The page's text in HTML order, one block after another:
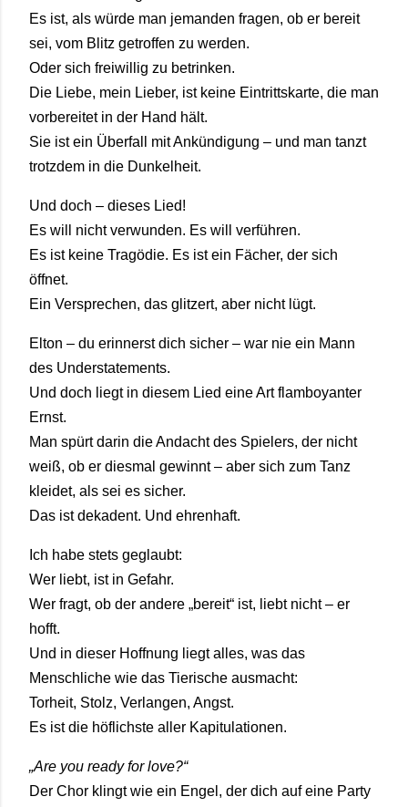
Es ist, als würde man jemanden fragen, ob er bereit
sei, vom Blitz getroffen zu werden.
Oder sich freiwillig zu betrinken.
Die Liebe, mein Lieber, ist keine Eintrittskarte, die man
vorbereitet in der Hand hält.
Sie ist ein Überfall mit Ankündigung – und man tanzt
trotzdem in die Dunkelheit.
Und doch – dieses Lied!
Es will nicht verwunden. Es will verführen.
Es ist keine Tragödie. Es ist ein Fächer, der sich
öffnet.
Ein Versprechen, das glitzert, aber nicht lügt.
Elton – du erinnerst dich sicher – war nie ein Mann
des Understatements.
Und doch liegt in diesem Lied eine Art flamboyanter
Ernst.
Man spürt darin die Andacht des Spielers, der nicht
weiß, ob er diesmal gewinnt – aber sich zum Tanz
kleidet, als sei es sicher.
Das ist dekadent. Und ehrenhaft.
Ich habe stets geglaubt:
Wer liebt, ist in Gefahr.
Wer fragt, ob der andere „bereit“ ist, liebt nicht – er
hofft.
Und in dieser Hoffnung liegt alles, was das
Menschliche wie das Tierische ausmacht:
Torheit, Stolz, Verlangen, Angst.
Es ist die höflichste aller Kapitulationen.
„Are you ready for love?“
Der Chor klingt wie ein Engel, der dich auf eine Party